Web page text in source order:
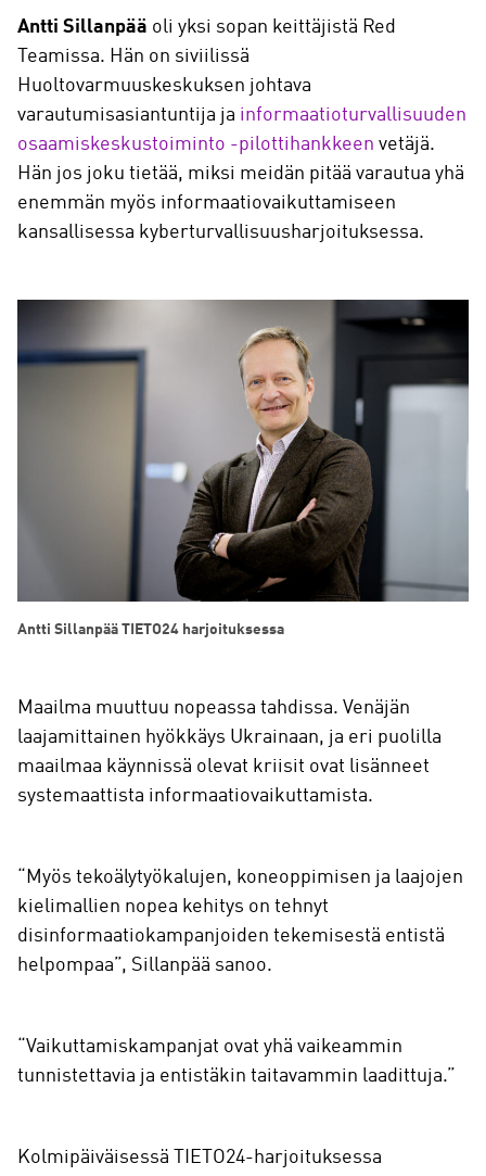
Antti Sillanpää oli yksi sopan keittäjistä Red
Teamissa. Hän on siviilissä
Huoltovarmuuskeskuksen johtava
varautumisasiantuntija ja informaatioturvallisuuden
osaamiskeskustoiminto -pilottihankkeen vetäjä.
Hän jos joku tietää, miksi meidän pitää varautua yhä
enemmän myös informaatiovaikuttamiseen
kansallisessa kyberturvallisuusharjoituksessa.
Antti Sillanpää TIETO24 harjoituksessa
Maailma muuttuu nopeassa tahdissa. Venäjän
laajamittainen hyökkäys Ukrainaan, ja eri puolilla
maailmaa käynnissä olevat kriisit ovat lisänneet
systemaattista informaatiovaikuttamista.
“Myös tekoälytyökalujen, koneoppimisen ja laajojen
kielimallien nopea kehitys on tehnyt
disinformaatiokampanjoiden tekemisestä entistä
helpompaa”, Sillanpää sanoo.
“Vaikuttamiskampanjat ovat yhä vaikeammin
tunnistettavia ja entistäkin taitavammin laadittuja.”
Kolmipäiväisessä TIETO24-harjoituksessa